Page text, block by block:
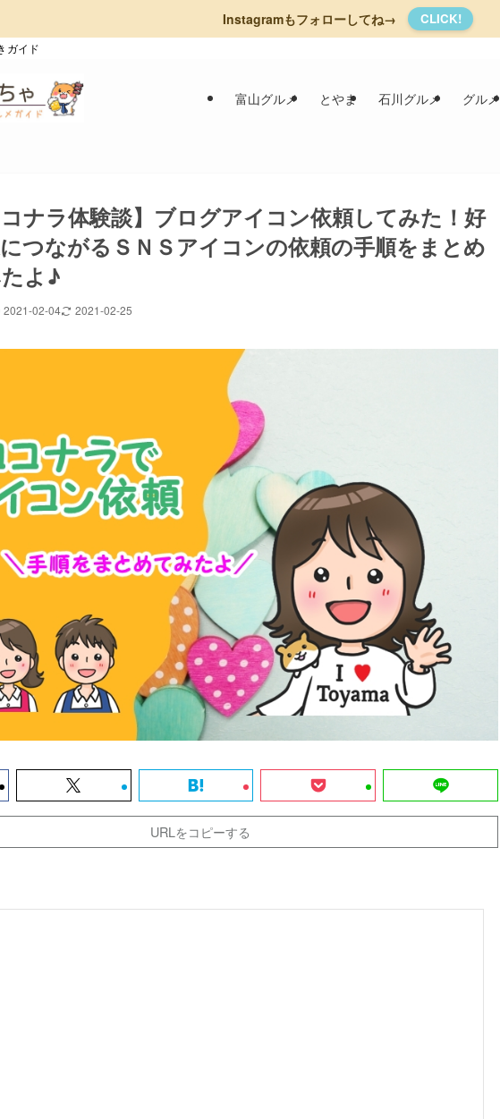
Instagramもフォローしてね→ CLICK!
ガイド
富山グルメ とやま 石川グルメ グルメ
コナラ体験談】ブログアイコン依頼してみた！好
つながるＳＮＳアイコンの依頼の手順をまとめ
よ♪
2021-02-04 2021-02-25
URLをコピーする